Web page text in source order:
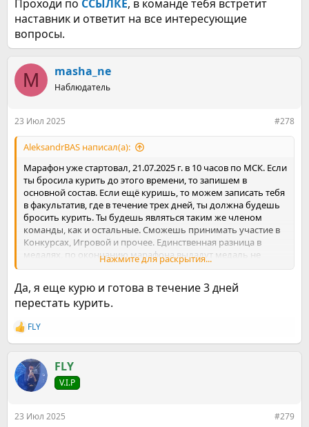
Проходи по ССЫЛКЕ, в команде тебя встретит
наставник и ответит на все интересующие
вопросы.
M masha_ne
Наблюдатель
23 Июл 2025 #278
AleksandrBАS написал(а):
Марафон уже стартовал, 21.07.2025 г. в 10 часов по МСК. Если
ты бросила курить до этого времени, то запишем в
основной состав. Если ещё куришь, то можем записать тебя
в факультатив, где в течение трех дней, ты должна будешь
бросить курить. Ты будешь являться таким же членом
команды, как и остальные. Сможешь принимать участие в
Конкурсах, Игровой и прочее. Единственная разница в
медалях, по окончанию марафона выдадут медаль не
взлётчика, а факультативщика! Ожидаем твой ответ.
Нажмите для раскрытия...
Да, я еще курю и готова в течение 3 дней
перестать курить.
Р
е
к
ц
и
FLY
FLY
V.I.P
23 Июл 2025 #279